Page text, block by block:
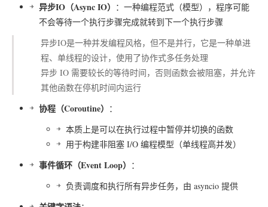
异步IO（Async IO） ：一种编程范式（模型），程序可能
不会等待一个执行步骤完成就转到下一个执行步骤
异步IO是一种并发编程风格，但不是并行，它是一种单进
程、单线程的设计，使用了协作式多任务处理
异步 IO 需要较长的等待时间，否则函数会被阻塞，并允许
其他函数在停机时间内运行
协程（Coroutine） ：
本质上是可以在执行过程中暂停并切换的函数
用于构建非阻塞 I/O 编程模型（单线程高并发）
事件循环（Event Loop） ：
负责调度和执行所有异步任务，由 asyncio 提供